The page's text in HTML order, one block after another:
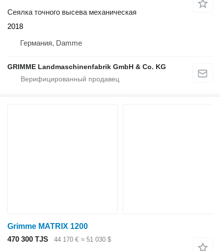
Сеялка точного высева механическая
2018
Германия, Damme
GRIMME Landmaschinenfabrik GmbH & Co. KG
Grimme MATRIX 1200
470 300 TJS
44 170 € ≈ 51 030 $